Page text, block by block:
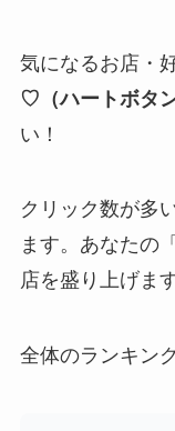
気になるお店・
♡（ハートボタ
い！
クリック数が多
ます。あなたの
店を盛り上げま
全体のランキン